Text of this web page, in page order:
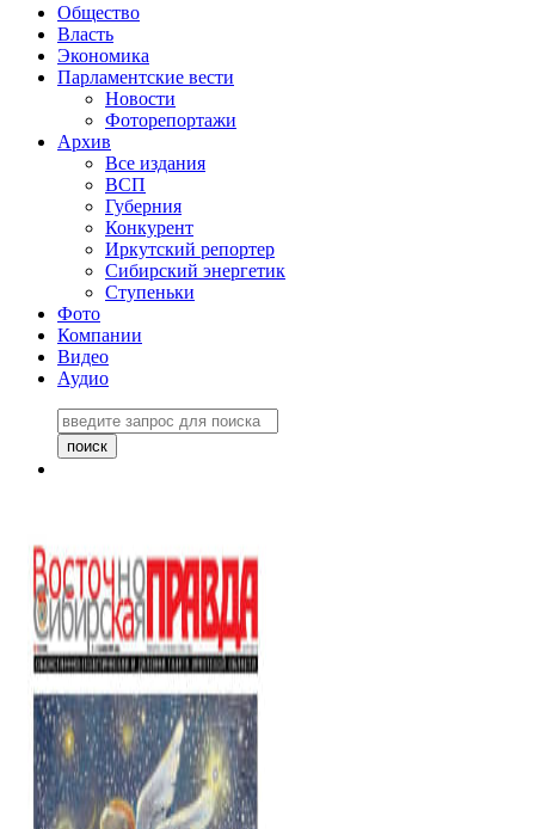
Общество
Власть
Экономика
Парламентские вести
Новости
Фоторепортажи
Архив
Все издания
ВСП
Губерния
Конкурент
Иркутский репортер
Сибирский энергетик
Ступеньки
Фото
Компании
Видео
Аудио